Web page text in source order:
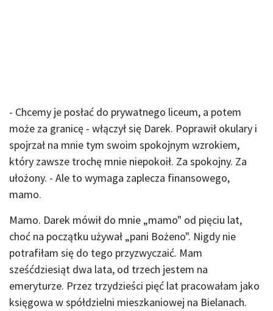
- Chcemy je posłać do prywatnego liceum, a potem
może za granicę - włączył się Darek. Poprawił okulary i
spojrzał na mnie tym swoim spokojnym wzrokiem,
który zawsze trochę mnie niepokoił. Za spokojny. Za
ułożony. - Ale to wymaga zaplecza finansowego,
mamo.
Mamo. Darek mówił do mnie „mamo" od pięciu lat,
choć na początku używał „pani Bożeno". Nigdy nie
potrafiłam się do tego przyzwyczaić. Mam
sześćdziesiąt dwa lata, od trzech jestem na
emeryturze. Przez trzydzieści pięć lat pracowałam jako
księgowa w spółdzielni mieszkaniowej na Bielanach.